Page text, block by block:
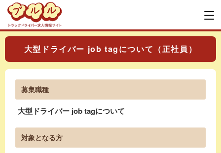
大型ドライバー job tagについて（正社員）
募集職種
大型ドライバー job tagについて
対象となる方